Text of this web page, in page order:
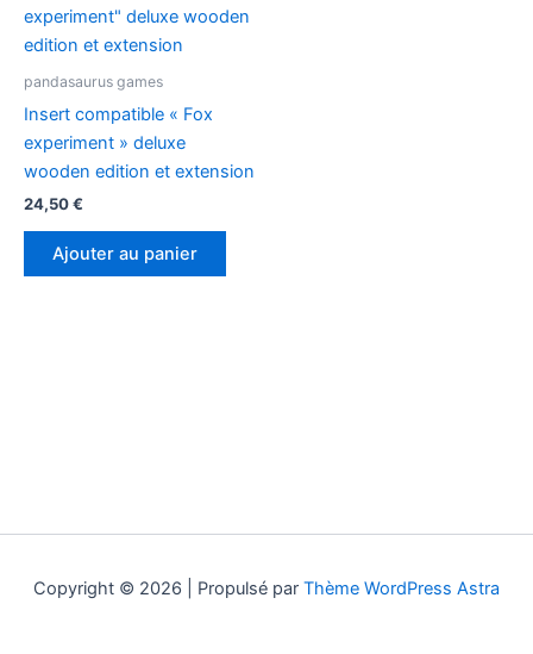
pandasaurus games
Insert compatible « Fox
experiment » deluxe
wooden edition et extension
24,50€
Ajouter au panier
Copyright © 2026 | Propulsé par Thème WordPress Astra